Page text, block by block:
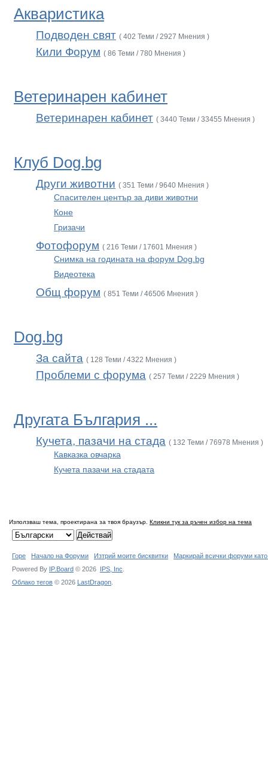
Акваристика
Подводен свят ( 402 Теми / 2927 Мнения )
Кили Форум ( 86 Теми / 780 Мнения )
Ветеринарен кабинет
Ветеринарен кабинет ( 3440 Теми / 33455 Мнения )
Клуб Dog.bg
Други животни ( 351 Теми / 9640 Мнения )
Спасителен център за диви животни
Коне
Гризачи
Фотофорум ( 216 Теми / 17601 Мнения )
Снимка на годината на форум Dog.bg
Видеотека
Общ форум ( 851 Теми / 46506 Мнения )
Dog.bg
За сайта ( 128 Теми / 4322 Мнения )
Проблеми с форума ( 257 Теми / 2229 Мнения )
Другата България ...
Кучета, пазачи на стада ( 132 Теми / 76978 Мнения )
Кавказка овчарка
Кучета пазачи на стадата
Използваш тема, проектирана за твоя браузър. Кликни тук за ръчен избор на тема
Горе Начало на Форуми Изтрий моите бисквитки
Маркирай всички форуми
Powered By IP.Board © 2026 IPS, Inc
Облако тегов © 2026 LastDragon